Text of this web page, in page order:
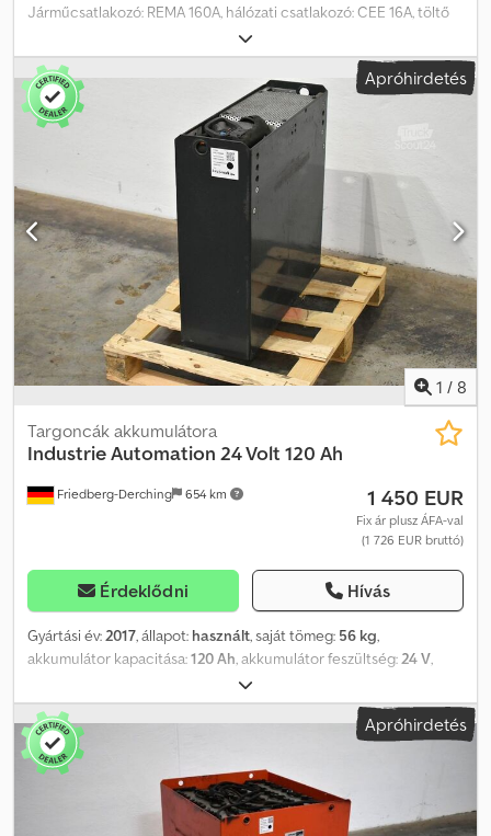
Járműcsatlakozó: REMA 160A, hálózati csatlakozó: CEE 16A, töltő
EUW-val, használt Fronius HF akkumulátortöltő, Selectiva 4090
48V/90A, elektrolitkeverővel, kábel és REMA 160A csatlakozóval,
CEE 16A hálózati csatlakozóval, falra szerelhető konzollal együtt.
Dksdsztgqtspfx Al Ner
Apróhirdetés
1 / 8
Friedberg-Derching 654 km
Targoncák akkumulátora
Industrie Automation 24 Volt 120 Ah
1 450 EUR
Fix ár plusz ÁFA-val
(1 726 EUR bruttó)
Érdeklődni Hívás
Gyártási év: 2017, állapot: használt, saját tömeg: 56 kg,
akkumulátor kapacitása:120 Ah , akkumulátor feszültség: 24 V
Akkumulátor típusa: 24 Volt 120 Ah, DIN B akkumulátortálca,
akkumulátor méretei: 627 x 212 x 631, járműcsatlakozó: REMA 80A,
hálózati csatlakozó: Schuko 230V, liflex lítiumion-
akkumulátorrendszer acéltálcába beépítve (tálca a tálcában
rendszer), a tálca kiegészítő súllyal felszerelt, 80A REMA
csatlakozó jármű- és töltőkészülék-felismeréssel, beleértve a
kisütésjelzőt, beépített powertron liflex speciális 24V/50A
Apróhirdetés